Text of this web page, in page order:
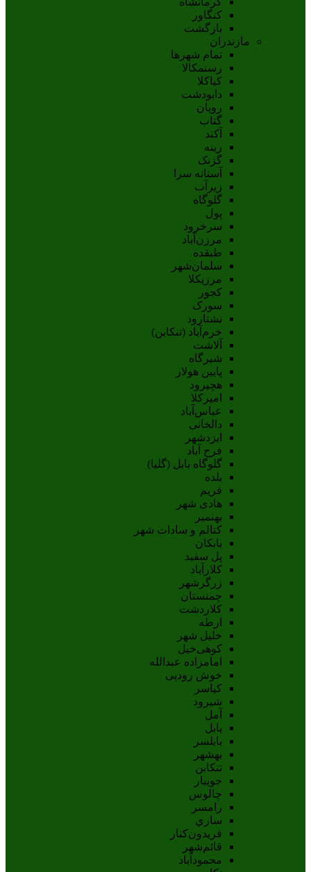
کنگاور
بازگشت
مازندران
تمام شهر‌ها
رستمکالا
کیاکلا
دابودشت
رویان
گتاب
آکند
رینه
گزنک
آستانه سرا
زیرآب
گلوگاه
پول
سرخرود
مرزن‌آباد
طبقده
سلمان‌شهر
مرزیکلا
کجور
سورک
نشتارود
خرم‌آباد (تنکابن)
آلاشت
شیرگاه
پایین هولار
هچیرود
امیرکلا
عباس‌آباد
دالخانی
ایزدشهر
فرح آباد
گلوگاه بابل (گلیا)
بلده
فریم
هادی شهر
بهنمیر
کتالم و سادات شهر
بابکان
پل سفید
کلارآباد
زرگرشهر
چمنستان
کلاردشت
ارطه
خلیل شهر
کوهی‌خیل
امامزاده عبدالله
خوش رودپی
کیاسر
شیرود
آمل
بابل
بابلسر
بهشهر
تنکابن
جويبار
چالوس
رامسر
ساري
فريدون‌کنار
قائم‌شهر
محمودآباد